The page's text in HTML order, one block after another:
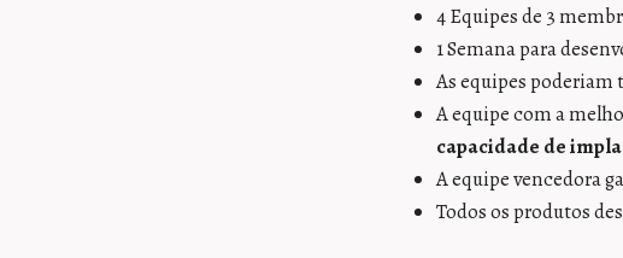
4 Equipes de 3
1 Semana para
As equipes poderiam
A equipe com a
capacidade de
A equipe vencedora
Todos os produtos